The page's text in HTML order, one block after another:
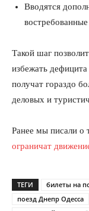
Вводятся
Такой шаг
избежать
получат гораздо
деловых и
Ранее мы писали о
ограничат
ТЕГИ билеты на
поезд Днепр Одесса